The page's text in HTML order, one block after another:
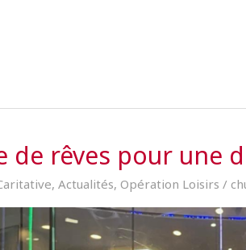
de rêves pour une
, Actualités, Opération Loisirs /